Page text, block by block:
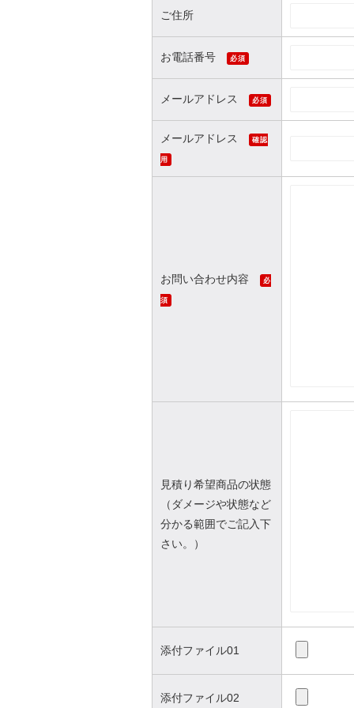
ご住所
お電話番号 必須
メールアドレス 必須
メールアドレス 確認
用
お問い合わせ内容 必
須
見積り希望商品の状態
（ダメージや状態など
分かる範囲でご記入下
さい。）
添付ファイル01
添付ファイル02